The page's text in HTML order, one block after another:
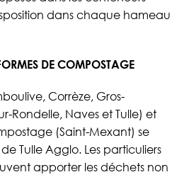
dans chaque hameau
DE COMPOSTAGE
Corrèze, Gros-
Rondelle, Naves et Tulle) et
(Saint-Mexant) se
Tulle Agglo. Les particuliers
apporter les déchets non